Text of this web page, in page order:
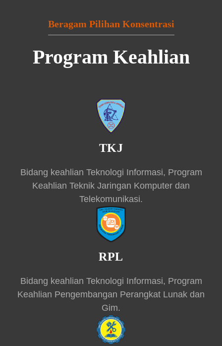
Beragam Pilihan Konsentrasi
Program Keahlian
TKJ
Bidang keahlian Teknologi Informasi, Program
Keahlian Teknik Jaringan Komputer dan
Telekomunikasi.
RPL
Bidang keahlian Teknologi Informasi, Program
Keahlian Pengembangan Perangkat Lunak dan
Gim.